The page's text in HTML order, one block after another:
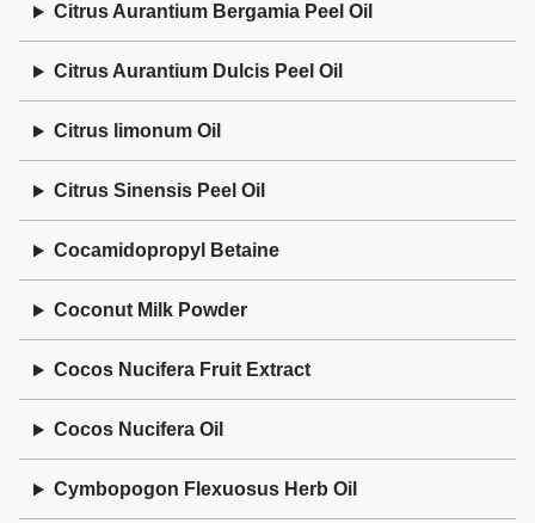
Citrus Aurantium Bergamia Peel Oil
Citrus Aurantium Dulcis Peel Oil
Citrus limonum Oil
Citrus Sinensis Peel Oil
Cocamidopropyl Betaine
Coconut Milk Powder
Cocos Nucifera Fruit Extract
Cocos Nucifera Oil
Cymbopogon Flexuosus Herb Oil